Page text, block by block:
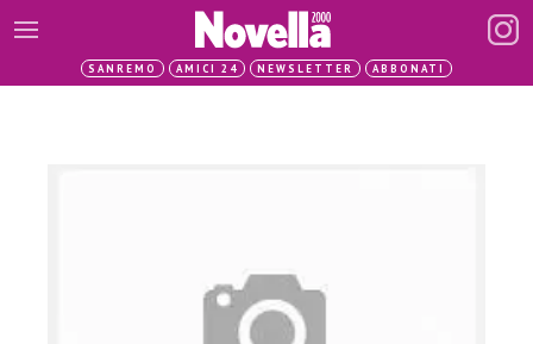
SANREMO AMICI 24 NEWSLETTER ABBONATI